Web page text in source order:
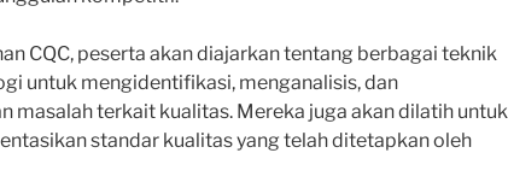
CQC, peserta akan diajarkan tentang berbagai teknik
untuk mengidentifikasi, menganalisis, dan
masalah terkait kualitas. Mereka juga akan dilatih untuk
standar kualitas yang telah ditetapkan oleh